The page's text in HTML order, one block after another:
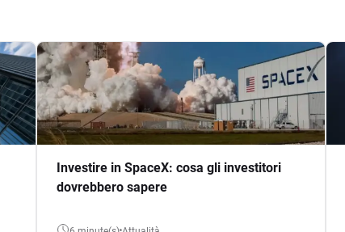
Investire in SpaceX: cosa gli investitori
dovrebbero sapere